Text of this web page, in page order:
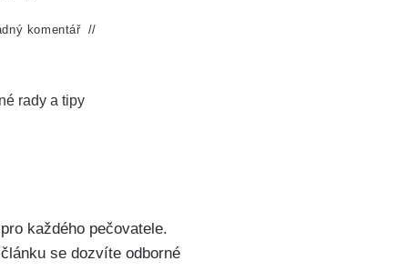
komentář
rady a tipy
každého pečovatele.
se dozvíte odborné